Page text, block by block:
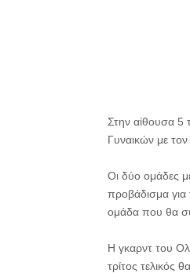
Στην αίθουσα 5
Γυναικών με
Οι δύο ομάδες
προβάδισμα για
ομάδα που θα
Η γκαρντ του
τρίτος τελικός